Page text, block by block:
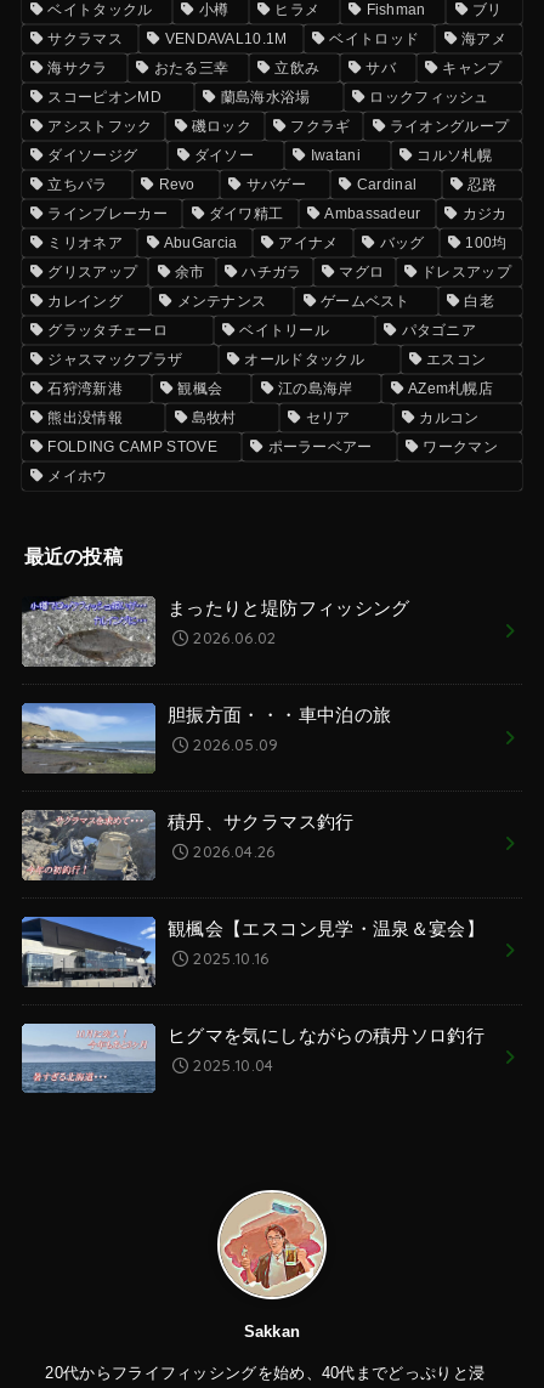
ベイトタックル
小樽 ヒラメ Fishman
ブリ
サクラマス
VENDAVAL10.1M ベイトロッド
海アメ
海サクラ
おたる三幸 立飲み サバ
キャンプ
スコーピオンMD
蘭島海水浴場
ロックフィッシュ
アシストフック
磯ロック フクラギ
ライオングループ
ダイソージグ
ダイソー Iwatani
コルソ札幌
立ちパラ
Revo サバゲー Cardinal
忍路
ラインブレーカー
ダイワ精工 Ambassadeur
カジカ
ミリオネア
AbuGarcia アイナメ バッグ
100均
グリスアップ
余市 ハチガラ マグロ
ドレスアップ
カレイング
メンテナンス ゲームベスト
白老
グラッタチェーロ
ベイトリール
パタゴニア
ジャスマックプラザ
オールドタックル
エスコン
石狩湾新港
観楓会 江の島海岸
AZem札幌店
熊出没情報
島牧村 セリア
カルコン
FOLDING CAMP STOVE
ポーラーベアー
ワークマン
メイホウ
最近の投稿
まったりと堤防フィッシング
2026.06.02
胆振方面・・・車中泊の旅
2026.05.09
積丹、サクラマス釣行
2026.04.26
観楓会【エスコン見学・温泉＆宴会】
2025.10.16
ヒグマを気にしながらの積丹ソロ釣行
2025.10.04
Sakkan
20代からフライフィッシングを始め、40代までどっぷりと浸